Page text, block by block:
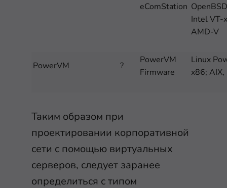
eComStation
Intel VT-
AMD-V
PowerVM ?
PowerVM
Firmware
Linux
x86; AIX,
Таким образом при
проектировании корпоративной
сети с помощью виртуальных
серверов, следует заранее
определиться с типом